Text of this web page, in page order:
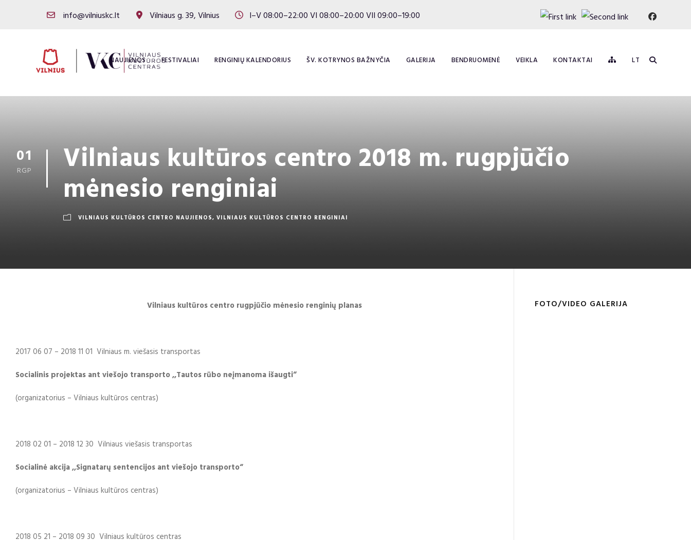
info@vilniuskc.lt Vilniaus g. 39, Vilnius I–V 08:00–22:00 VI 08:00–20:00 VII 09:00–19:00
NAUJIENOS FESTIVALIAI RENGINIŲ KALENDORIUS ŠV. KOTRYNOS BAŽNYČIA GALERIJA BENDRUOMENĖ VEIKLA KONTAKTAI LT
01
RGP Vilniaus kultūros centro 2018 m. rugpjūčio
mėnesio renginiai
VILNIAUS KULTŪROS CENTRO NAUJIENOS, VILNIAUS KULTŪROS CENTRO RENGINIAI
Vilniaus kultūros centro rugpjūčio mėnesio renginių planas
2017 06 07 – 2018 11 01 Vilniaus m. viešasis transportas
Socialinis projektas ant viešojo transporto ,,Tautos rūbo neįmanoma išaugti“
(organizatorius – Vilniaus kultūros centras)
2018 02 01 – 2018 12 30 Vilniaus viešasis transportas
Socialinė akcija ,,Signatarų sentencijos ant viešojo transporto“
(organizatorius – Vilniaus kultūros centras)
2018 05 21 – 2018 09 30 Vilniaus kultūros centras
FOTO/VIDEO GALERIJA